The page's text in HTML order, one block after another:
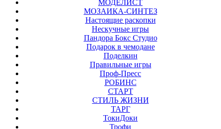
МОДЕЛИСТ
МОЗАИКА-СИНТЕЗ
Настоящие раскопки
Нескучные игры
Пандора Бокс Студио
Подарок в чемодане
Поделкин
Правильные игры
Проф-Пресс
РОБИНС
СТАРТ
СТИЛЬ ЖИЗНИ
ТАРГ
ТокиДоки
Трофи